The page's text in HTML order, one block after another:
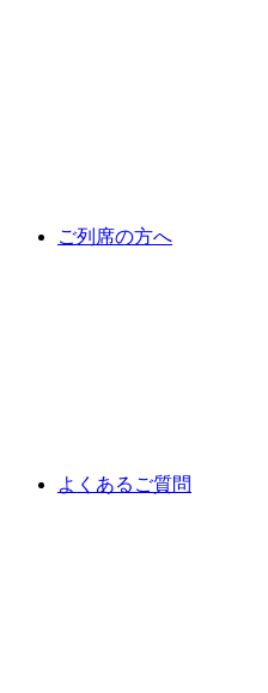
ご列席の方へ
よくあるご質問